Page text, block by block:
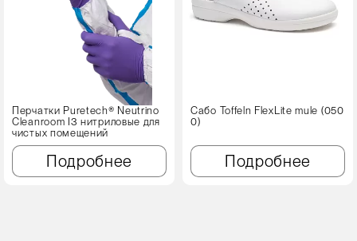
Перчатки Puretech® Neutrino
Cleanroom I3 нитриловые для
чистых помещений
Подробнее
Сабо Toffeln FlexLite mule (050
0)
Подробнее